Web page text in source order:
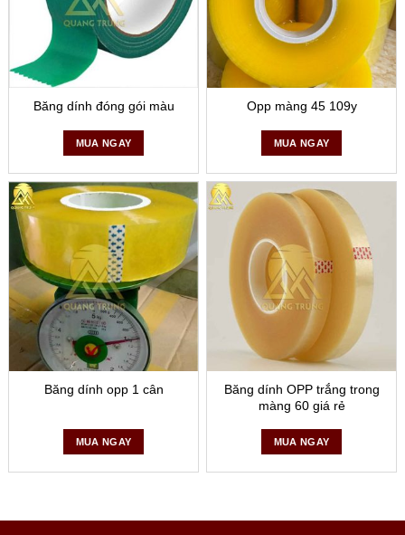
Băng dính đóng gói màu
MUA NGAY
Opp màng 45 109y
MUA NGAY
Băng dính opp 1 cân
MUA NGAY
Băng dính OPP trắng trong
màng 60 giá rẻ
MUA NGAY